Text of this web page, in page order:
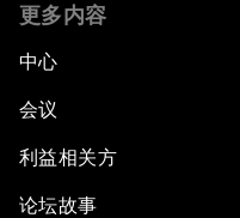
更多内容
中心
会议
利益相关方
论坛故事